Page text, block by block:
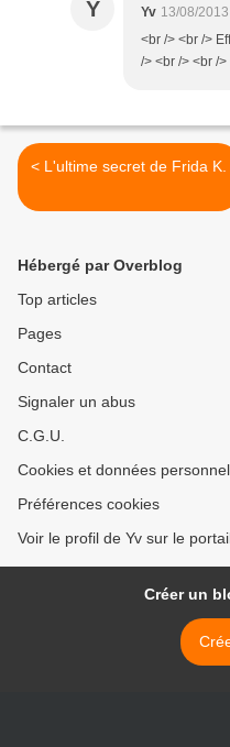
Y Yv 13/08/
<br /> <br />
/> <br /> <br />
< L'ultime secret de Frida K.
Hébergé par Overblog
Top articles
Pages
Contact
Signaler un abus
C.G.U.
Cookies et données
Préférences cookies
Voir le profil de Yv sur le
Créer un